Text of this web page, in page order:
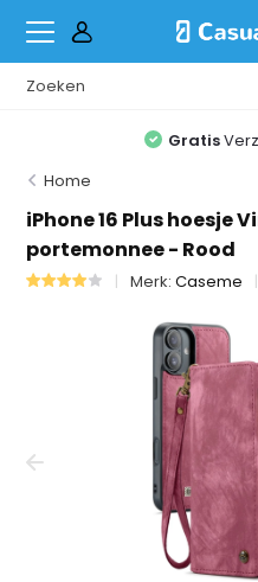
Gratis
Home
iPhone 16 Plus hoesje
portemonnee - Rood
Merk:Caseme